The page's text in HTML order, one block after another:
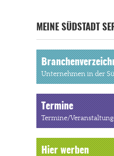
MEINE SÜDSTADT
Unternehmen in der
Termine
Termine/
Hier werben